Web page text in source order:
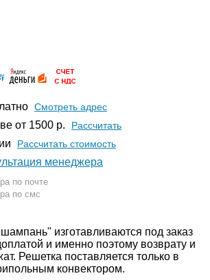
Смотреть адрес
от 1500 р. Расcчитать
Рассчитать стоимость
менеджера
по почте
по смс
изготавливаются под заказ
и именно поэтому возврату и
Решетка поставляется только в
конвектором.